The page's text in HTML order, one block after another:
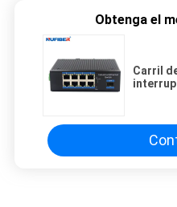
Obtenga el
Carril
pared